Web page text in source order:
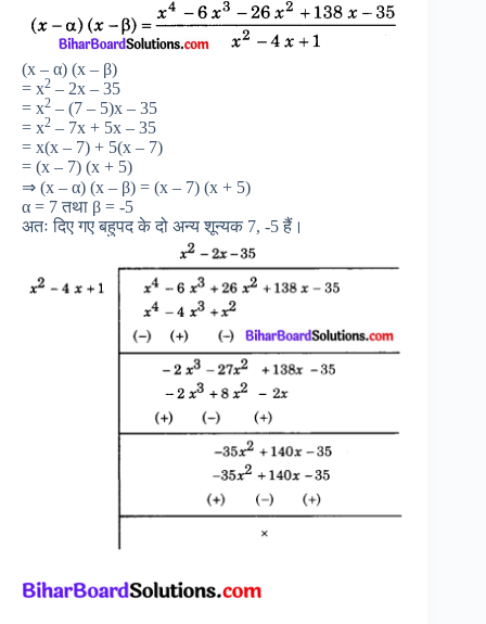
(x – α) (x – β)
= x2 – 2x – 35
= x2 – (7 – 5)x – 35
= x2 – 7x + 5x – 35
= x(x – 7) + 5(x – 7)
= (x – 7) (x + 5)
⇒ (x – α) (x – β) = (x – 7) (x + 5)
α = 7 तथा β = -5
अतः दिए गए बहुपद के दो अन्य शून्यक 7, -5 हैं।